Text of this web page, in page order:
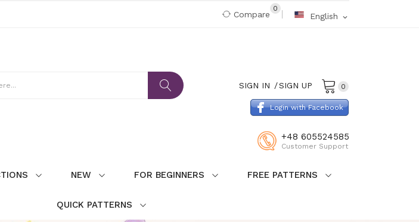
English expand_more
Compare
0
0
SIGN IN SIGN UP
+48 605524585
Customer Support
Login with Facebook
NEW FOR BEGINNERS FREE PATTERNS
QUICK PATTERNS